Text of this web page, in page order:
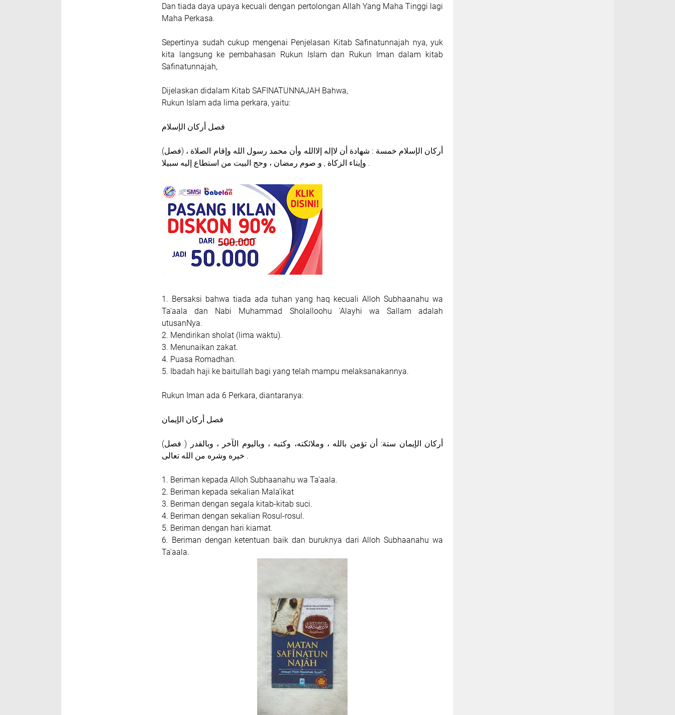
Dan tiada daya upaya kecuali dengan pertolongan Allah Yang Maha Tinggi lagi
Maha Perkasa.
Sepertinya sudah cukup mengenai Penjelasan Kitab Safinatunnajah nya, yuk
kita langsung ke pembahasan Rukun Islam dan Rukun Iman dalam kitab
Safinatunnajah,
Dijelaskan didalam Kitab SAFINATUNNAJAH Bahwa,
Rukun Islam ada lima perkara, yaitu:
فصل أركان الإسلام
(فصل) أركان الإسلام خمسة : شهادة أن لاإله إلاالله وأن محمد رسول الله وإقام الصلاة ،
وإيتاء الزكاة , و صوم رمضان ، وحج البيت من استطاع إليه سبيلا .
1. Bersaksi bahwa tiada ada tuhan yang haq kecuali Alloh Subhaanahu wa
Ta'aala dan Nabi Muhammad Sholalloohu 'Alayhi wa Sallam adalah
utusanNya.
2. Mendirikan sholat (lima waktu).
3. Menunaikan zakat.
4. Puasa Romadhan.
5. Ibadah haji ke baitullah bagi yang telah mampu melaksanakannya.
Rukun Iman ada 6 Perkara, diantaranya:
فصل أركان الإيمان
(فصل ) أركان الإيمان ستة: أن تؤمن بالله ، وملائكته، وكتبه ، وباليوم الآخر ، وبالقدر
خيره وشره من الله تعالى .
1. Beriman kepada Alloh Subhaanahu wa Ta'aala.
2. Beriman kepada sekalian Mala’ikat
3. Beriman dengan segala kitab-kitab suci.
4. Beriman dengan sekalian Rosul-rosul.
5. Beriman dengan hari kiamat.
6. Beriman dengan ketentuan baik dan buruknya dari Alloh Subhaanahu wa
Ta'aala.